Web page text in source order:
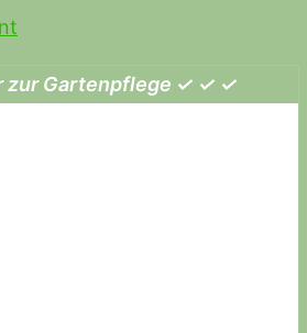
zur Gartenpflege ✓ ✓ ✓